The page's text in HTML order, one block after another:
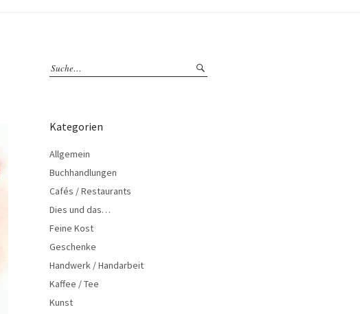
Kategorien
Allgemein
Buchhandlungen
Cafés / Restaurants
Dies und das…
Feine Kost
Geschenke
Handwerk / Handarbeit
Kaffee / Tee
Kunst